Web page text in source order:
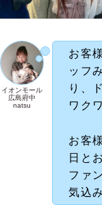
イオンモール
広島府中
natsu
お客
ッフ
り、
ワク
お客
日と
ファ
気込